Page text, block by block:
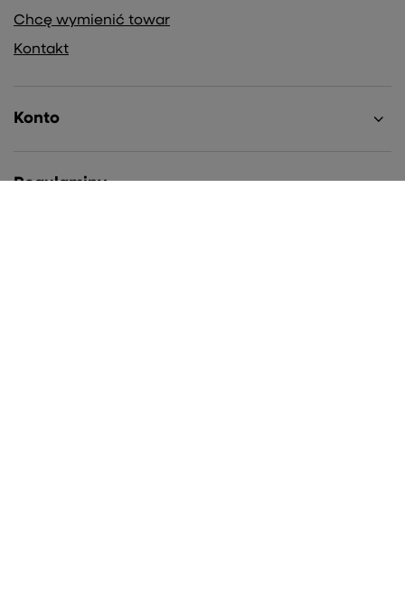
Chcę wymienić towar
Kontakt
Konto
Regulaminy